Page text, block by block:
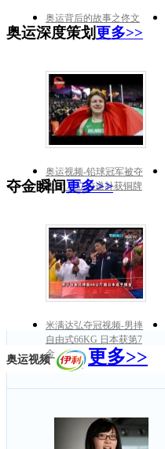
奥运背后的故事之佟文
奥运深度策划更多>>
奥运视频-铅球冠军被夺
金牌 巩立姣递补获铜牌
夺金瞬间更多>>
米满达弘夺冠视频-男摔
自由式66KG 日本获第7
金
奥运视频 更多>>